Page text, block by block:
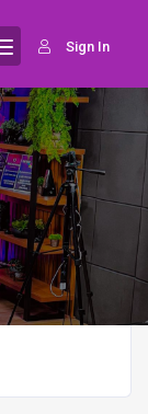
Sign In